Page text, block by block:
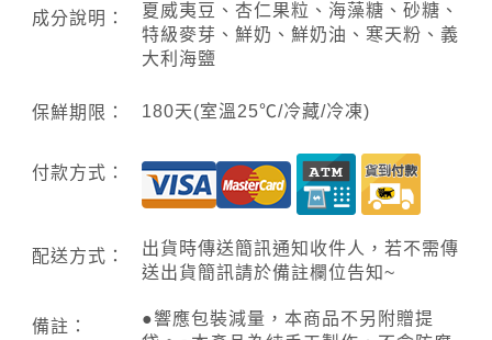
成分說明：
夏威夷豆、杏仁果粒、海藻糖、砂糖、
特級麥芽、鮮奶、鮮奶油、寒天粉、義
大利海鹽
保鮮期限： 180天(室溫25℃/冷藏/冷凍)
付款方式：
配送方式：
出貨時傳送簡訊通知收件人，若不需傳
送出貨簡訊請於備註欄位告知~
備註：
●響應包裝減量，本商品不另附贈提